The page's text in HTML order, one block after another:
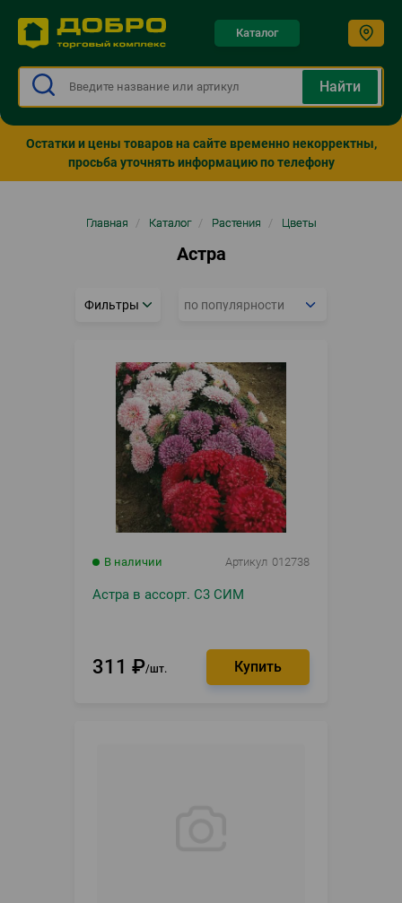
Каталог
Остатки и цены товаров на сайте временно некорректны,
просьба уточнять информацию по телефону
Главная / Каталог / Растения / Цветы
Астра
Фильтры
В наличии Артикул 012738
Астра в ассорт. С3 СИМ
311 ₽ шт.